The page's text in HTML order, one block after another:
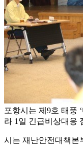
포항시는 제9호 태풍
라 1일 긴급비상대응
시는 재난안전대책본